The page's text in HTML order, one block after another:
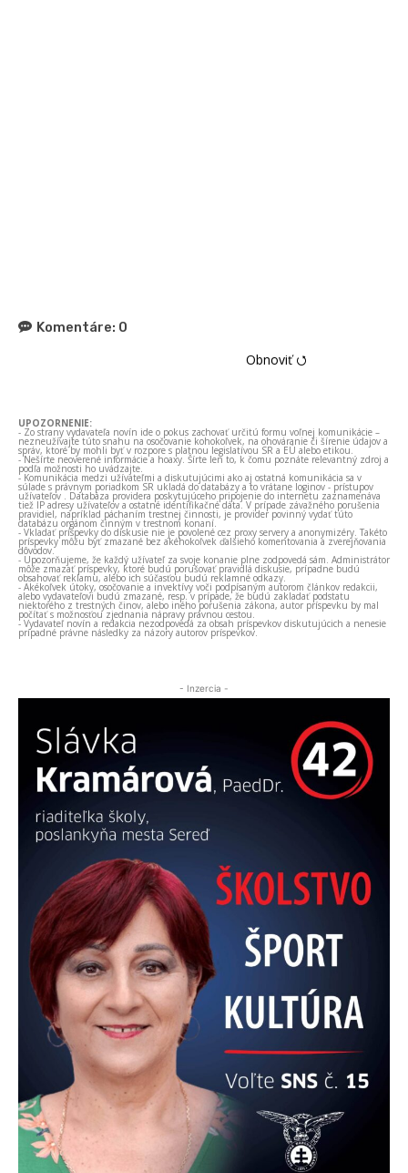
Komentáre: 0
Obnoviť ⭯
UPOZORNENIE:
- Zo strany vydavateľa novín ide o pokus zachovať určitú formu voľnej komunikácie –
nezneužívajte túto snahu na osočovanie kohokoľvek, na ohováranie či šírenie údajov a
správ, ktoré by mohli byť v rozpore s platnou legislatívou SR a EÚ alebo etikou.
- Nešírte neoverené informácie a hoaxy. Šírte len to, k čomu poznáte relevantný zdroj a
podľa možnosti ho uvádzajte.
- Komunikácia medzi užívateľmi a diskutujúcimi ako aj ostatná komunikácia sa v
súlade s právnym poriadkom SR ukladá do databázy a to vrátane loginov - prístupov
užívateľov . Databáza providera poskytujúceho pripojenie do internetu zaznamenáva
tiež IP adresy užívateľov a ostatné identifikačné dáta. V prípade závažného porušenia
pravidiel, napríklad páchaním trestnej činnosti, je provider povinný vydať túto
databázu orgánom činným v trestnom konaní.
- Vkladať príspevky do diskusie nie je povolené cez proxy servery a anonymizéry. Takéto
príspevky môžu byť zmazané bez akéhokoľvek ďalšieho komentovania a zverejňovania
dôvodov.
- Upozorňujeme, že každý užívateľ za svoje konanie plne zodpovedá sám. Administrátor
môže zmazať príspevky, ktoré budú porušovať pravidlá diskusie, prípadne budú
obsahovať reklamu, alebo ich súčasťou budú reklamné odkazy.
- Akékoľvek útoky, osočovanie a invektívy voči podpísaným autorom článkov redakcii,
alebo vydavateľovi budú zmazané, resp. v prípade, že budú zakladať podstatu
niektorého z trestných činov, alebo iného porušenia zákona, autor príspevku by mal
počítať s možnosťou zjednania nápravy právnou cestou.
- Vydavateľ novín a redakcia nezodpovedá za obsah príspevkov diskutujúcich a nenesie
prípadné právne následky za názory autorov príspevkov.
- Inzercia -